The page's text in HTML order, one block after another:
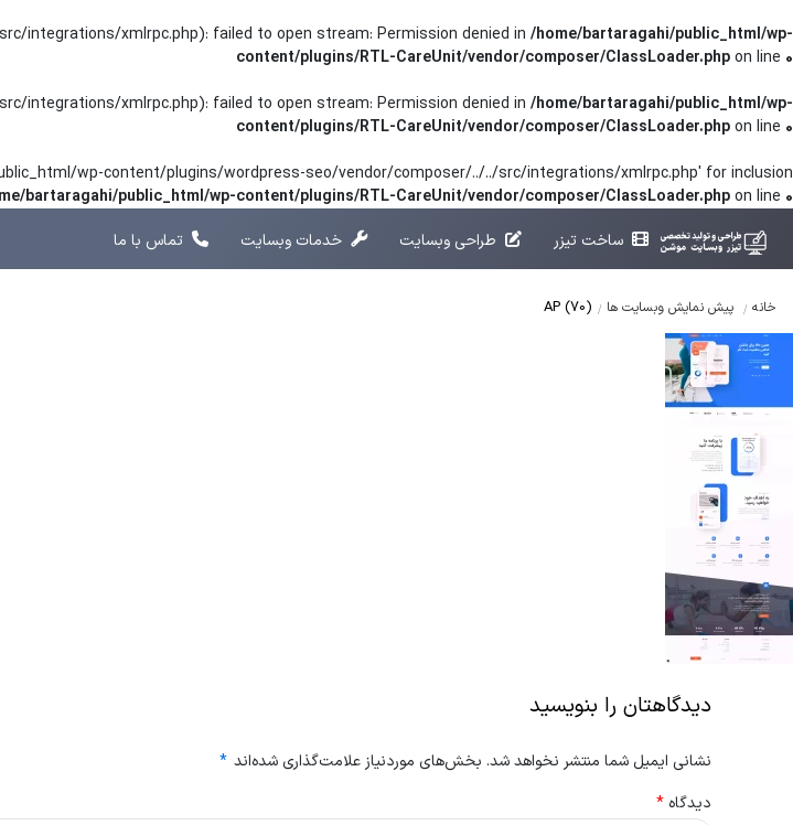
integrations/xmlrpc.php): failed to open stream: Permission denied in /home/bartaragahi/public_html/wp-
content/plugins/RTL-CareUnit/vendor/composer/ClassLoader.phpon line 0
integrations/xmlrpc.php): failed to open stream: Permission denied in /home/bartaragahi/public_html/wp-
content/plugins/RTL-CareUnit/vendor/composer/ClassLoader.phpon line 0
wp-content/plugins/wordpress-seo/vendor/composer/../../src/integrations/xmlrpc.php' for inclusion
bartaragahi/public_html/wp-content/plugins/RTL-CareUnit/vendor/composer/ClassLoader.phpon line 0
ساخت تیزر
طراحی وبسایت خدمات وبسایت تماس با ما
خانه پیش نمایش وبسایت ها AP (70)
دیدگاهتان را بنویسید
نشانی ایمیل شما منتشر نخواهد شد. بخش‌های موردنیاز علامت‌گذاری شده‌اند *
دیدگاه *